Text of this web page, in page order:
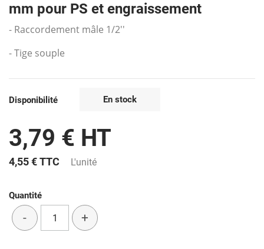
mm pour PS et engraissement
- Raccordement mâle 1/2''
- Tige souple
Disponibilité En stock
3,79 € HT
4,55 €TTC L'unité
Quantité
- +